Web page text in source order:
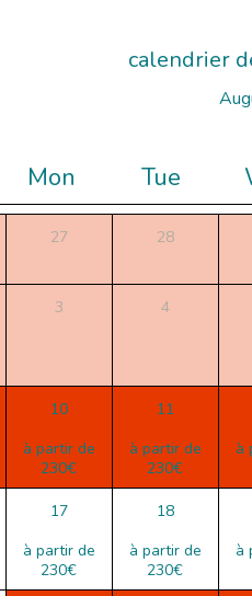
calendrier
Mon Tue
27 28
3 4
10 11
à partir de
230€
à partir de
230€
à
17 18
à partir de
230€
à partir de
230€
à